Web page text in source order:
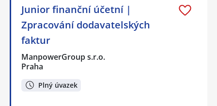
Junior finanční účetní |
Zpracování dodavatelských
faktur
ManpowerGroup s.r.o.
Praha
Plný úvazek